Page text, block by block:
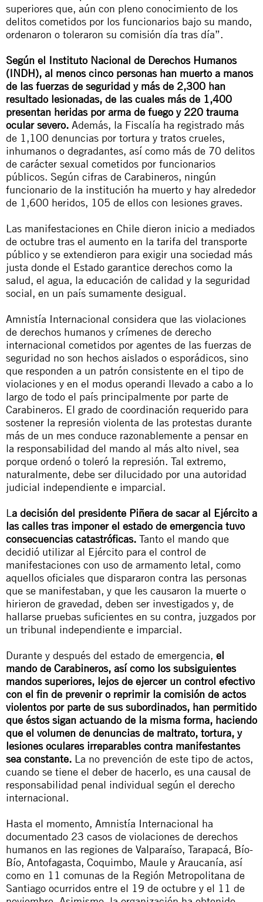
superiores que, aún con pleno conocimiento de los
delitos cometidos por los funcionarios bajo su mando,
ordenaron o toleraron su comisión día tras día”.
Según el Instituto Nacional de Derechos Humanos
(INDH), al menos cinco personas han muerto a manos
de las fuerzas de seguridad y más de 2,300 han
resultado lesionadas, de las cuales más de 1,400
presentan heridas por arma de fuego y 220 trauma
ocular severo. Además, la Fiscalía ha registrado más
de 1,100 denuncias por tortura y tratos crueles,
inhumanos o degradantes, así como más de 70 delitos
de carácter sexual cometidos por funcionarios
públicos. Según cifras de Carabineros, ningún
funcionario de la institución ha muerto y hay alrededor
de 1,600 heridos, 105 de ellos con lesiones graves.
Las manifestaciones en Chile dieron inicio a mediados
de octubre tras el aumento en la tarifa del transporte
público y se extendieron para exigir una sociedad más
justa donde el Estado garantice derechos como la
salud, el agua, la educación de calidad y la seguridad
social, en un país sumamente desigual.
Amnistía Internacional considera que las violaciones
de derechos humanos y crímenes de derecho
internacional cometidos por agentes de las fuerzas de
seguridad no son hechos aislados o esporádicos, sino
que responden a un patrón consistente en el tipo de
violaciones y en el modus operandi llevado a cabo a lo
largo de todo el país principalmente por parte de
Carabineros. El grado de coordinación requerido para
sostener la represión violenta de las protestas durante
más de un mes conduce razonablemente a pensar en
la responsabilidad del mando al más alto nivel, sea
porque ordenó o toleró la represión. Tal extremo,
naturalmente, debe ser dilucidado por una autoridad
judicial independiente e imparcial.
L a decisión del presidente Piñera de sacar al Ejército a
las calles tras imponer el estado de emergencia tuvo
consecuencias catastróficas. Tanto el mando que
decidió utilizar al Ejército para el control de
manifestaciones con uso de armamento letal, como
aquellos oficiales que dispararon contra las personas
que se manifestaban, y que les causaron la muerte o
hirieron de gravedad, deben ser investigados y, de
hallarse pruebas suficientes en su contra, juzgados por
un tribunal independiente e imparcial.
Durante y después del estado de emergencia, el
mando de Carabineros, así como los subsiguientes
mandos superiores, lejos de ejercer un control efectivo
con el fin de prevenir o reprimir la comisión de actos
violentos por parte de sus subordinados, han permitido
que éstos sigan actuando de la misma forma, haciendo
que el volumen de denuncias de maltrato, tortura, y
lesiones oculares irreparables contra manifestantes
sea constante. La no prevención de este tipo de actos,
cuando se tiene el deber de hacerlo, es una causal de
responsabilidad penal individual según el derecho
internacional.
Hasta el momento, Amnistía Internacional ha
documentado 23 casos de violaciones de derechos
humanos en las regiones de Valparaíso, Tarapacá, Bío-
Bío, Antofagasta, Coquimbo, Maule y Araucanía, así
como en 11 comunas de la Región Metropolitana de
Santiago ocurridos entre el 19 de octubre y el 11 de